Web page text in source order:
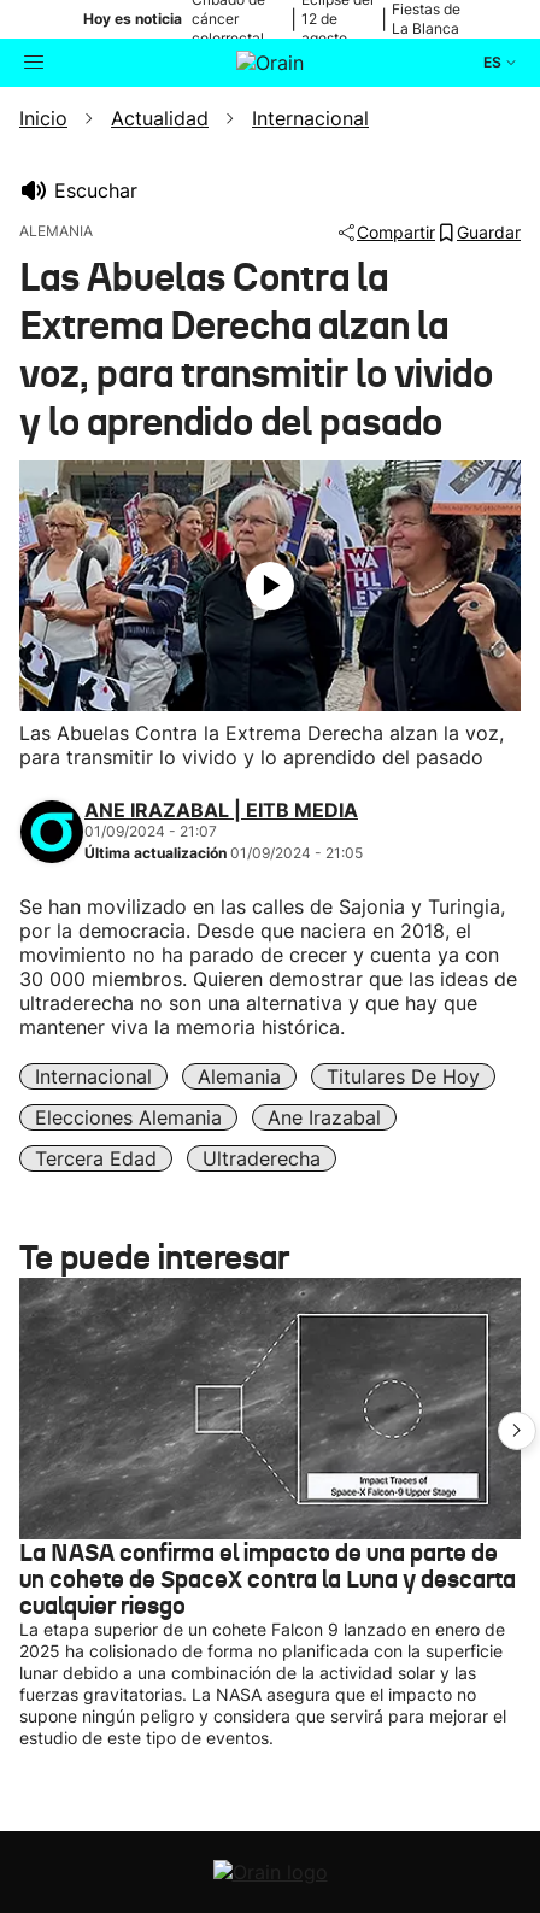
Hoy es noticia cáncer
colorrectal
12 de
agosto
Fiestas de
La Blanca
ES
Buscador Actualidad
Ikusmiran
Eguraldia
Inicio Actualidad Internacional
Escuchar
ALEMANIA Compartir Guardar
Las Abuelas Contra la
Extrema Derecha alzan la
voz, para transmitir lo vivido
y lo aprendido del pasado
Las Abuelas Contra la Extrema Derecha alzan la voz,
para transmitir lo vivido y lo aprendido del pasado
ANE IRAZABAL | EITB MEDIA
01/09/2024 - 21:07
Última actualización 01/09/2024 - 21:05
Se han movilizado en las calles de Sajonia y Turingia,
por la democracia. Desde que naciera en 2018, el
movimiento no ha parado de crecer y cuenta ya con
30 000 miembros. Quieren demostrar que las ideas de
ultraderecha no son una alternativa y que hay que
mantener viva la memoria histórica.
Internacional Alemania
Titulares De Hoy
Elecciones Alemania
Ane Irazabal
Tercera Edad
Ultraderecha
Te puede interesar
La NASA confirma el impacto de una parte de
un cohete de SpaceX contra la Luna y descarta
cualquier riesgo
La etapa superior de un cohete Falcon 9 lanzado en enero de
2025 ha colisionado de forma no planificada con la superficie
lunar debido a una combinación de la actividad solar y las
fuerzas gravitatorias. La NASA asegura que el impacto no
supone ningún peligro y considera que servirá para mejorar el
estudio de este tipo de eventos.